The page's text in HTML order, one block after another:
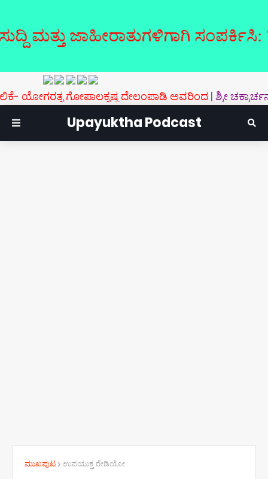
ಜಾಹೀರಾತುಗಳಿಗಾಗಿ ಸಂಪರ್ಕಿಸಿ:
ಗೋಪಾಲಕೃಷ್ಣ ದೇಲಂಪಾಡಿ ಅವರಿಂದ|ಶ್ರೀ ಚಕ್ರಾರ್ಚನ
Upayuktha Podcast
ಮುಖಪುಟ ಉಪಯುಕ್ತ ರೇಡಿಯೋ